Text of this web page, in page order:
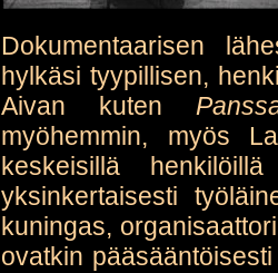
Dokumentaarisen
hylkäsi tyypillisen,
Aivan kuten
myöhemmin, myös
keskeisillä
yksinkertaisesti
kuningas,
ovatkin